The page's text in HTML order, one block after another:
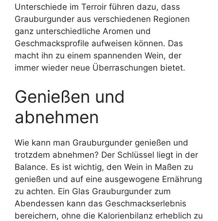
Unterschiede im Terroir führen dazu, dass
Grauburgunder aus verschiedenen Regionen
ganz unterschiedliche Aromen und
Geschmacksprofile aufweisen können. Das
macht ihn zu einem spannenden Wein, der
immer wieder neue Überraschungen bietet.
Genießen und
abnehmen
Wie kann man Grauburgunder genießen und
trotzdem abnehmen? Der Schlüssel liegt in der
Balance. Es ist wichtig, den Wein in Maßen zu
genießen und auf eine ausgewogene Ernährung
zu achten. Ein Glas Grauburgunder zum
Abendessen kann das Geschmackserlebnis
bereichern, ohne die Kalorienbilanz erheblich zu